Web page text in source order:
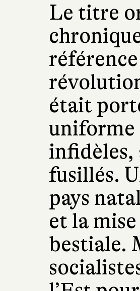
Le titre
était
uniforme
infidèles,
fusillés.
pays
et la
bestiale.